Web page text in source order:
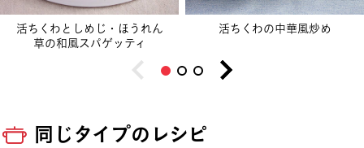
活ちくわとしめじ・ほうれん
草の和風スパゲッティ
活ちくわの中華風炒め
同じタイプのレシピ